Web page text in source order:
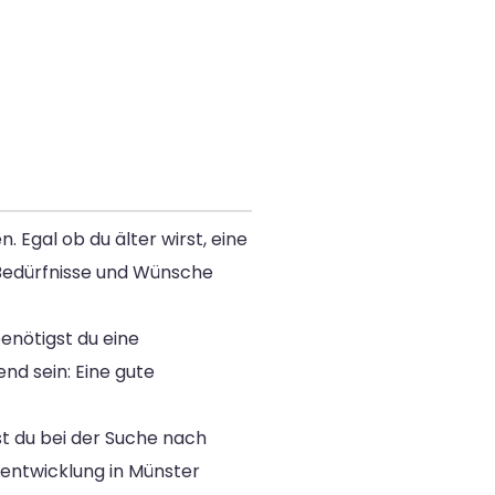
Egal ob du älter wirst, eine
und Wünsche
du eine
sein: Eine gute
du bei der Suche nach
in Münster